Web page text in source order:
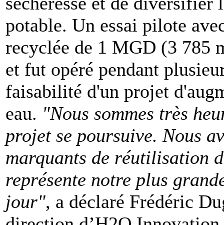
potable. Un essai pilote
recyclée de 1 MGD (3 785
et fut opéré pendant
faisabilité d'un projet
eau. "Nous sommes très
projet se poursuive. Nous
marquants de réutilisation
représente notre plus
jour", a déclaré Frédéric